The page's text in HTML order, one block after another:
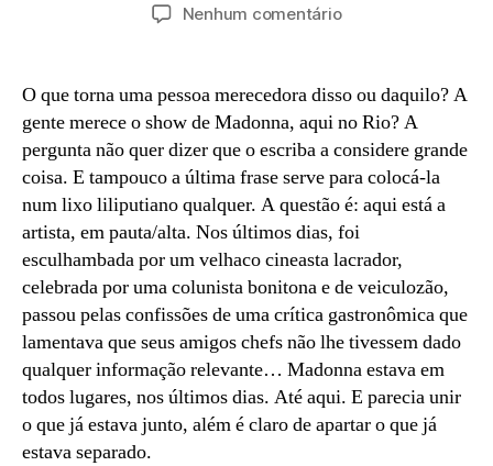
Nenhum comentárioem
O que torna uma pessoa merecedora disso ou daquilo? A
gente merece o show de Madonna, aqui no Rio? A
pergunta não quer dizer que o escriba a considere grande
coisa. E tampouco a última frase serve para colocá-la
num lixo liliputiano qualquer. A questão é: aqui está a
artista, em pauta/alta. Nos últimos dias, foi
esculhambada por um velhaco cineasta lacrador,
celebrada por uma colunista bonitona e de veiculozão,
passou pelas confissões de uma crítica gastronômica que
lamentava que seus amigos chefs não lhe tivessem dado
qualquer informação relevante… Madonna estava em
todos lugares, nos últimos dias. Até aqui. E parecia unir
o que já estava junto, além é claro de apartar o que já
estava separado.